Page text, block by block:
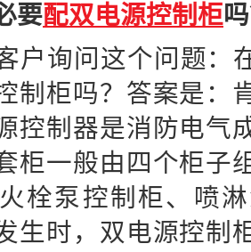
要配双电源控制柜
户询问这个问题：
制柜吗？答案是：
控制器是消防电气
柜一般由四个柜子
栓泵控制柜、喷
生时，双电源控制